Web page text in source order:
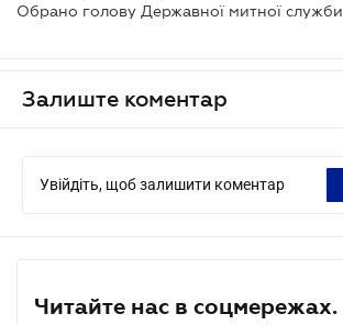
Обрано голову Державної митної служби
Залиште коментар
Увійдіть, щоб залишити коментар
Читайте нас в соцмережах.